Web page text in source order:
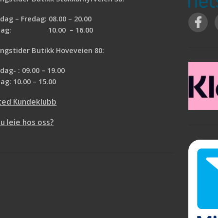
er ca 2 uker fra
returneres. Ønsker
før du bestemmer
i våre butikker og
regne ut antall meter
Velkommen!
Normal leveringstid er ca 2 uker fra
bestilling. Vi gjør oppmerksom på at
denne varen ikke kan returneres. Ønsker
du ta en nærmere titt før du bestemmer
hjelper deg gjerne å regne ut antall meter
– Fredag: 08.00 – 20.00
10.00 – 16.00
Butikk Hoveveien 80:
: 09.00 – 19.00
10.00 – 15.00
Kundeklubb
leie hos oss?